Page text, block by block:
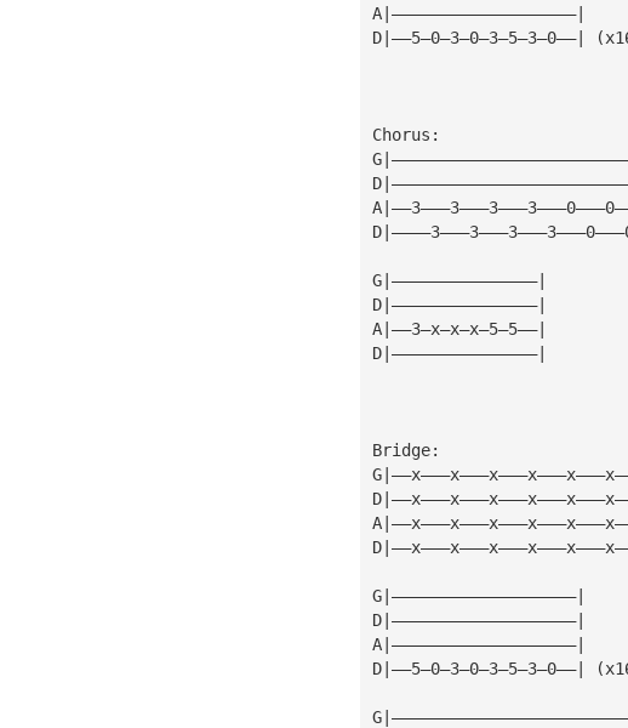
A|———————————————————|
D|——5—0—3—0—3—5—3—0——|
Chorus:
G|———————————————|
D|———————————————|
A|——3—x—x—x—5—5——|
D|———————————————|
Bridge:
G|———————————————————|
D|———————————————————|
A|———————————————————|
D|——5—0—3—0—3—5—3—0——|